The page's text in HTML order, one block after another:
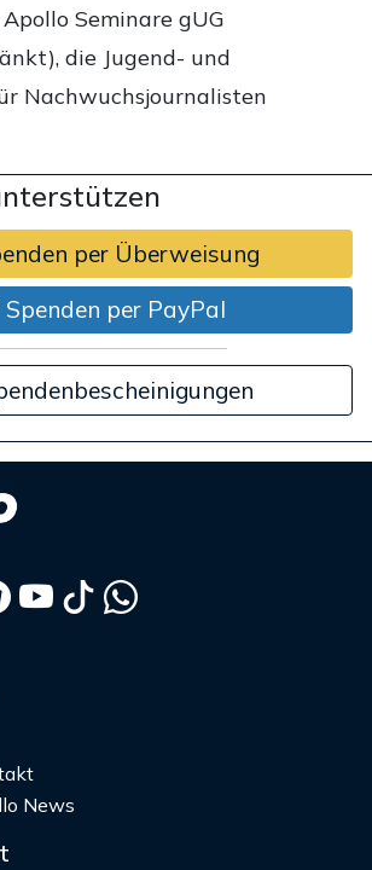
Seminare gUG
die Jugend- und
Nachwuchsjournalisten
per Überweisung
Spenden per PayPal
News